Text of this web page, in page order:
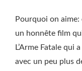
Pourquoi on
un honnête film
L’Arme Fatale qui
avec un peu plus